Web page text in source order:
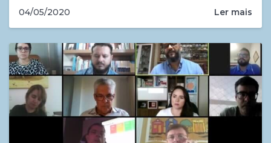
04/05/2020 Ler mais